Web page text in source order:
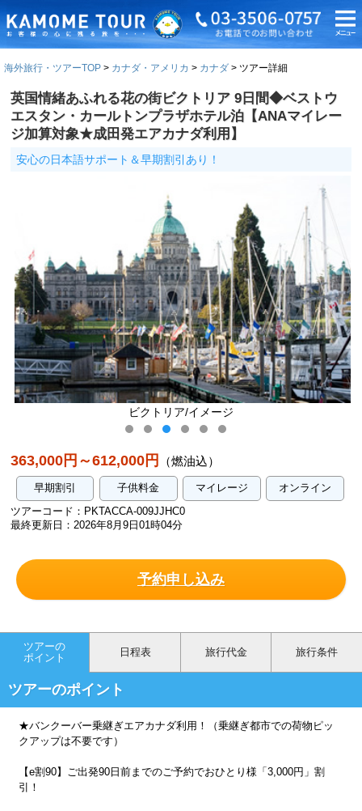
海外旅行・ツアーTOP カナダ・アメリカ カナダ ツアー詳細
英国情緒あふれる花の街ビクトリア 9日間◆ベストウ
エスタン・カールトンプラザホテル泊【ANAマイレー
ジ加算対象★成田発エアカナダ利用】
安心の日本語サポート＆早期割引あり！
363,000円～612,000円 （燃油込）
早期割引 子供料金 マイレージ
オンライン
ツアーコード：PKTACCA-009JJHC0
最終更新日：2026年8月9日01時04分
予約申し込み
ツアーの
ポイント
日程表 旅行代金 旅行条件
ツアーのポイント
★バンクーバー乗継ぎエアカナダ利用！（乗継ぎ都市での荷物ピッ
クアップは不要です）
【e割90】ご出発90日前までのご予約でおひとり様「3,000円」割
引！